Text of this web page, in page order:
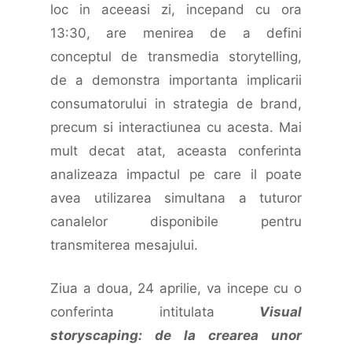
loc in aceeasi zi, incepand cu ora
13:30, are menirea de a defini
conceptul de transmedia storytelling,
de a demonstra importanta implicarii
consumatorului in strategia de brand,
precum si interactiunea cu acesta. Mai
mult decat atat, aceasta conferinta
analizeaza impactul pe care il poate
avea utilizarea simultana a tuturor
canalelor disponibile pentru
transmiterea mesajului.
Ziua a doua, 24 aprilie, va incepe cu o
conferinta intitulata Visual
storyscaping: de la crearea unor